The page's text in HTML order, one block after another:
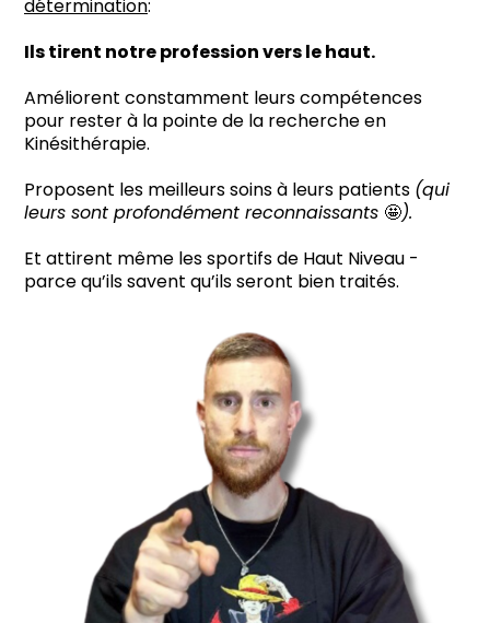
détermination:
Ils tirent notre profession vers le haut.
Améliorent constamment leurs compétences
pour rester à la pointe de la recherche en
Kinésithérapie.
Proposent les meilleurs soins à leurs patients (qui
leurs sont profondément reconnaissants 🤩).
Et attirent même les sportifs de Haut Niveau -
parce qu’ils savent qu’ils seront bien traités.